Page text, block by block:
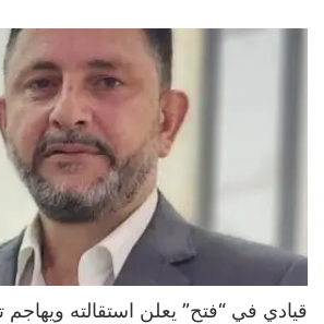
قيادي في “فتح” يعلن استقالته ويهاجم